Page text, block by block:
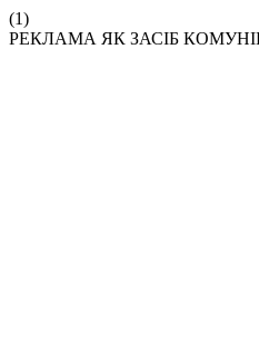
(1)
РЕКЛАМА ЯК ЗАСІБ